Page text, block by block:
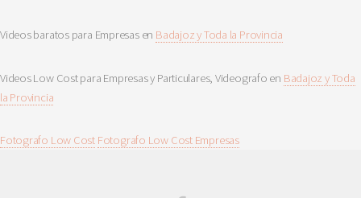
Videos baratos para Empresas en Badajoz y Toda la Provincia
Videos Low Cost para Empresas y Particulares, Videografo en Badajoz y Toda
la Provincia
Fotografo Low Cost Fotografo Low Cost Empresas